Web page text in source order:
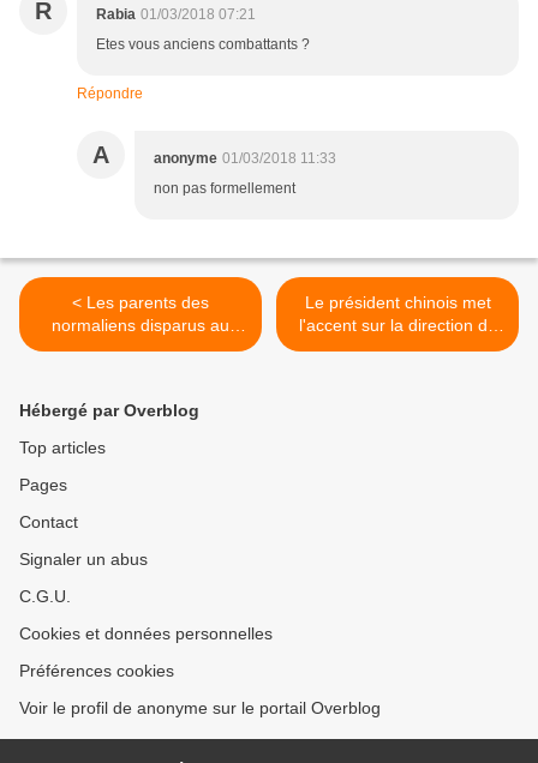
R Rabia 01/03/2018 07:21
Etes vous anciens combattants ?
Répondre
A anonyme 01/03/2018 11:33
non pas formellement
< Les parents des
normaliens disparus au
Mexique lancent un appel à
Le président chinois met
l'accent sur la direction du
Parti communiste chinois
Hébergé par Overblog
Top articles
Pages
Contact
Signaler un abus
C.G.U.
Cookies et données personnelles
Préférences cookies
Voir le profil de anonyme sur le portail Overblog